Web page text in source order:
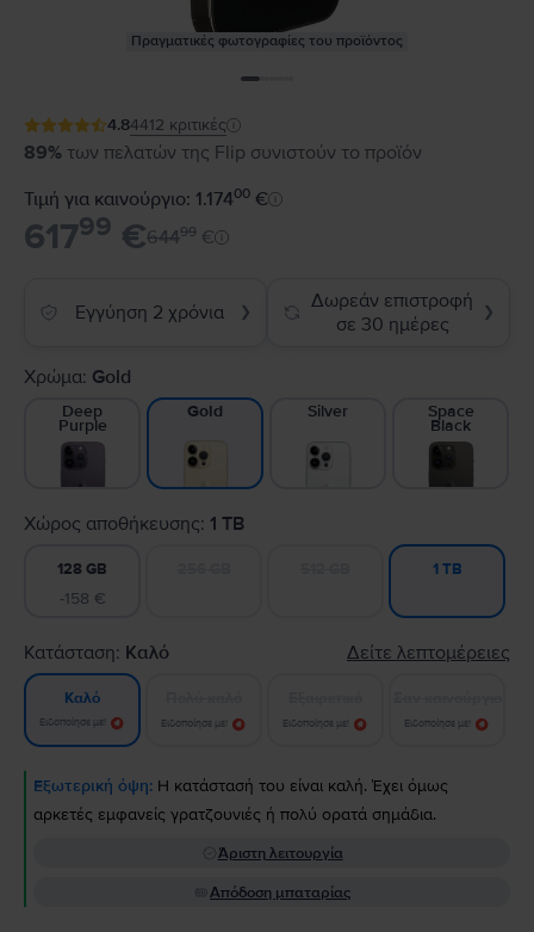
Πραγματικές φωτογραφίες του προϊόντος
4.84412 κριτικές
89% των πελατών της Flip συνιστούν το προϊόν
Τιμή για καινούργιο: 1.17400 €
61799 €64499 €
Εγγύηση 2 χρόνια ❯
Δωρεάν επιστροφή
σε 30 ημέρες
❯
Χρώμα: Gold
Deep
Purple
Gold Silver Space
Black
Χώρος αποθήκευσης: 1 TB
128 GB
-158 €
1 TB
Κατάσταση: Καλό Δείτε λεπτομέρειες
Καλό
Ειδοποίησε με! Ειδοποίησε με! Ειδοποίησε με! Ειδοποίησε με!
Εξωτερική όψη: Η κατάστασή του είναι καλή. Έχει όμως
αρκετές εμφανείς γρατζουνιές ή πολύ ορατά σημάδια.
Άριστη λειτουργία
Απόδοση μπαταρίας